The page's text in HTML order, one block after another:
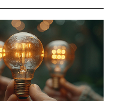
Y SELECCIÓN
PERSONAL